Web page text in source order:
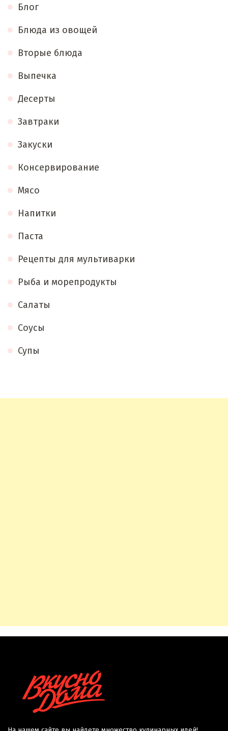
Блог
Блюда из овощей
Вторые блюда
Выпечка
Десерты
Завтраки
Закуски
Консервирование
Мясо
Напитки
Паста
Рецепты для мультиварки
Рыба и морепродукты
Салаты
Соусы
Супы